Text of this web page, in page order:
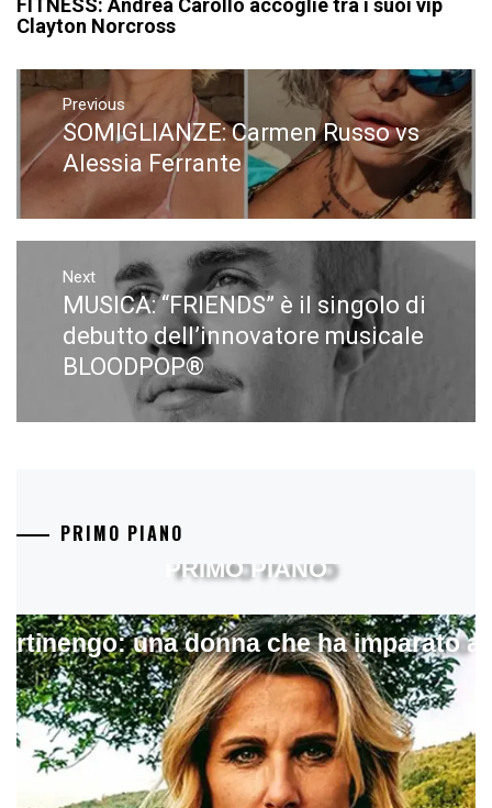
Clayton Norcross
Navigazione
articoli
Previous
Previous
post:
SOMIGLIANZE: Carmen Russo vs
Alessia Ferrante
Next
Next
post:
MUSICA: “FRIENDS” è il singolo di
debutto dell’innovatore musicale
BLOODPOP®
PRIMO PIANO
una donna che ha imparato a
PRIMO PIANO